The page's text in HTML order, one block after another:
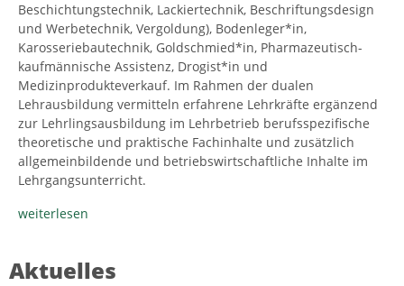
Beschichtungstechnik, Lackiertechnik, Beschriftungsdesign
und Werbetechnik, Vergoldung), Bodenleger*in,
Karosseriebautechnik, Goldschmied*in, Pharmazeutisch-
kaufmännische Assistenz, Drogist*in und
Medizinprodukteverkauf. Im Rahmen der dualen
Lehrausbildung vermitteln erfahrene Lehrkräfte ergänzend
zur Lehrlingsausbildung im Lehrbetrieb berufsspezifische
theoretische und praktische Fachinhalte und zusätzlich
allgemeinbildende und betriebswirtschaftliche Inhalte im
Lehrgangsunterricht.
weiterlesen
Aktuelles